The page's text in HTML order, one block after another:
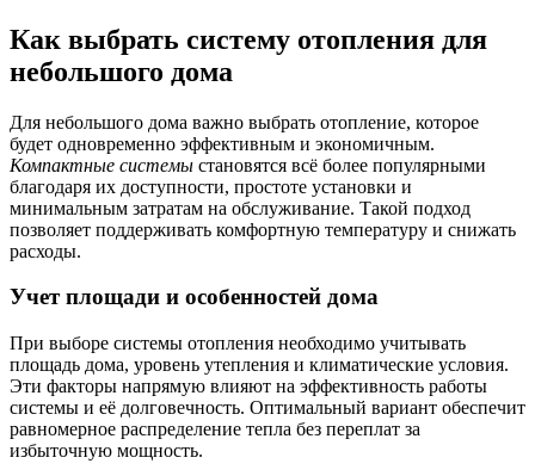
Как выбрать систему отопления для
небольшого дома
Для небольшого дома важно выбрать отопление, которое
будет одновременно эффективным и экономичным.
Компактные системы становятся всё более популярными
благодаря их доступности, простоте установки и
минимальным затратам на обслуживание. Такой подход
позволяет поддерживать комфортную температуру и снижать
расходы.
Учет площади и особенностей дома
При выборе системы отопления необходимо учитывать
площадь дома, уровень утепления и климатические условия.
Эти факторы напрямую влияют на эффективность работы
системы и её долговечность. Оптимальный вариант обеспечит
равномерное распределение тепла без переплат за
избыточную мощность.